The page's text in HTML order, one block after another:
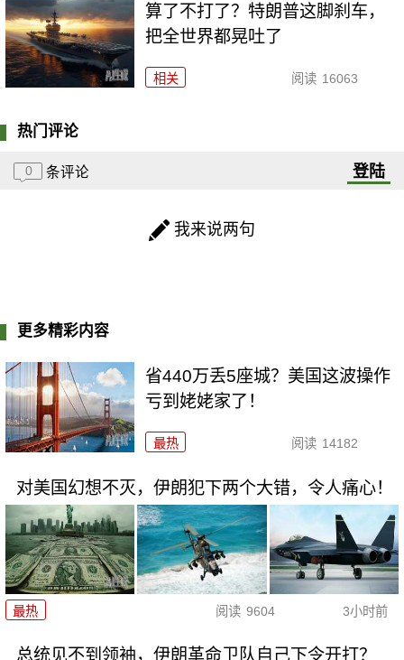
算了不打了？特朗普这脚刹车，
把全世界都晃吐了
相关 阅读 16063
热门评论
0 条评论 登陆
我来说两句
更多精彩内容
省440万丢5座城？美国这波操作
亏到姥姥家了！
最热 阅读 14182
对美国幻想不灭，伊朗犯下两个大错，令人痛心！
最热 阅读 9604 3小时前
总统见不到领袖，伊朗革命卫队自己下令开打？